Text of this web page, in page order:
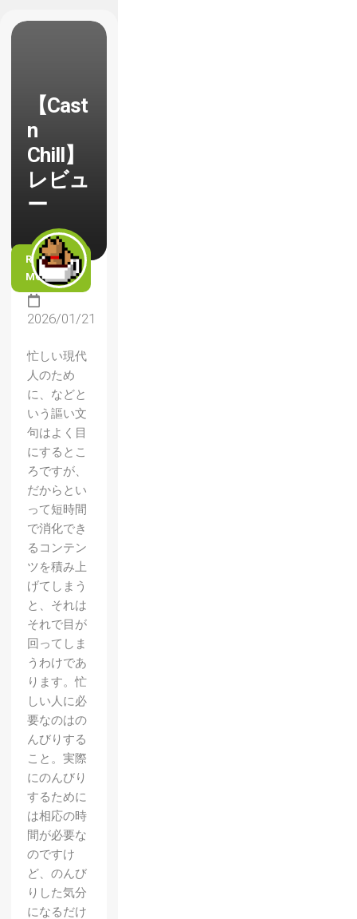
【Cast
n
Chill】
レビュ
ー
READ
MORE
2026/01/21
忙しい現代
人のため
に、などと
いう謳い文
句はよく目
にするとこ
ろですが、
だからとい
って短時間
で消化でき
るコンテン
ツを積み上
げてしまう
と、それは
それで目が
回ってしま
うわけであ
ります。忙
しい人に必
要なのはの
んびりする
こと。実際
にのんびり
するために
は相応の時
間が必要な
のですけ
ど、のんび
りした気分
になるだけ